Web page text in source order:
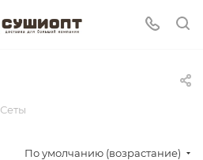
Сеты
По умолчанию (возрастание)